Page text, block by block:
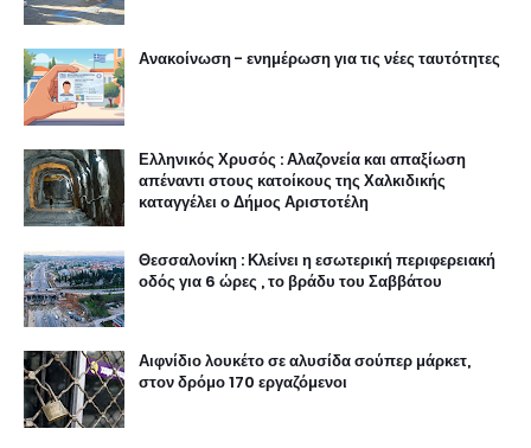
Ανακοίνωση - ενημέρωση για τις νέες ταυτότητες
Ελληνικός Χρυσός : Αλαζονεία και απαξίωση
απέναντι στους κατοίκους της Χαλκιδικής
καταγγέλει ο Δήμος Αριστοτέλη
Θεσσαλονίκη : Κλείνει η εσωτερική περιφερειακή
οδός για 6 ώρες , το βράδυ του Σαββάτου
Αιφνίδιο λουκέτο σε αλυσίδα σούπερ μάρκετ,
στον δρόμο 170 εργαζόμενοι